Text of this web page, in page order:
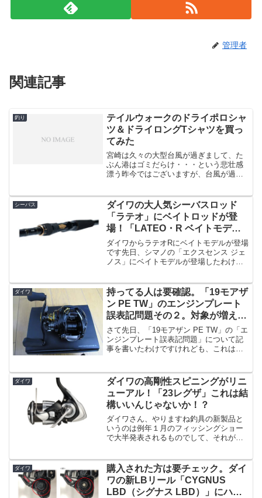
管理者
関連記事
釣り
テイルウォークのドライポロシャ
ツ＆ドライロングTシャツを買っ
てみた
宮崎は久々の大型台風が過ぎまして、た
ぶん港はゴミだらけ・・・という悲壮感
漂う昨今ではございますが、台風が過ぎ
も、僕は真夏も真冬もやってますけど
ね！宮崎は真冬でも昼間は気...
シーバス
ダイワの大人気シーバスロッド
「ラテオ」にベイトロッドが登
場！「LATEO・R ベイトモデ
ル」
ダイワからラテオRにベイトモデルが登場
です先日、シマノの「エクスセンス ジェ
ノス」にベイトモデルが登場したわけで
うするとシマノでは安価なシリーズが
「ディアルーナ」になり...
ダイワ
持ってる人は要確認。「19モアザ
ン PE TW」のエンジンプレート
誤表記問題その２。対象が増えた
ようです。
さて先日、「19モアザン PE TW」の「エ
ンジンプレート誤表記問題」について記
事を書いたわけですけれども、これは
デルは特に問題なく、「HYPER DIGIG...
ダイワ
ダイワの高剛性スピニングがリニ
ューアル！「23レグザ」これは結
構いいんじゃないか！？
ダイワさん、やりますね釣具の新製品と
いうのは例年１月のフィッシングショー
で大半発表されるものでして、それが過
ワはちょこちょこ新製品を小出しにする
という憎い状態。シマノも...
ダイワ
購入された方は要チェック。ダイ
ワの新LBリール「CYGNUS
LBD（シグナス LBD）」にハン